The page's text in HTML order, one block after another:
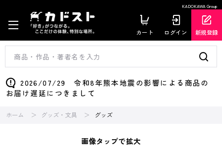
KADOKAWA Group
カート ログイン 新規登録
2026/07/29 令和8年熊本地震の影響による商品の
お届け遅延につきまして
ホーム グッズ・文具 グッズ
画像タップで拡大